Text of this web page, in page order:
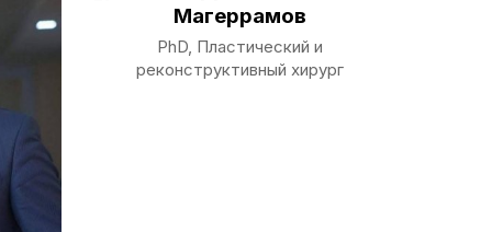
Магеррамов
PhD, Пластический и
реконструктивный хирург